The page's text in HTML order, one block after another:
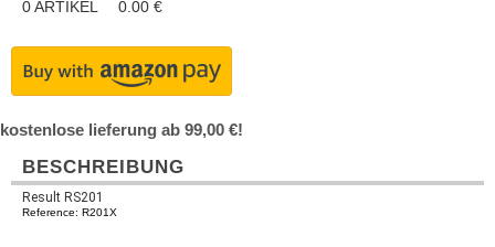
0ARTIKEL 0.00 €
kostenlose lieferung ab 99,00 €!
BESCHREIBUNG
Result RS201
Reference: R201X